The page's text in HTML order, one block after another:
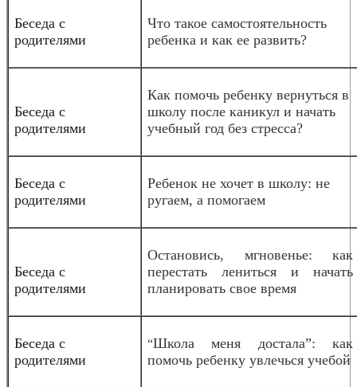
Беседа с
родителями
Что такое самостоятельность
ребенка и как ее развить?
Беседа с
родителями
Как помочь ребенку вернуться в
школу после каникул и начать
учебный год без стресса?
Беседа с
родителями
Ребенок не хочет в школу: не
ругаем, а помогаем
Беседа с
родителями
Остановись, мгновенье: как
перестать лениться и начать
планировать свое время
Беседа с
родителями
“Школа меня достала”: как
помочь ребенку увлечься учебой